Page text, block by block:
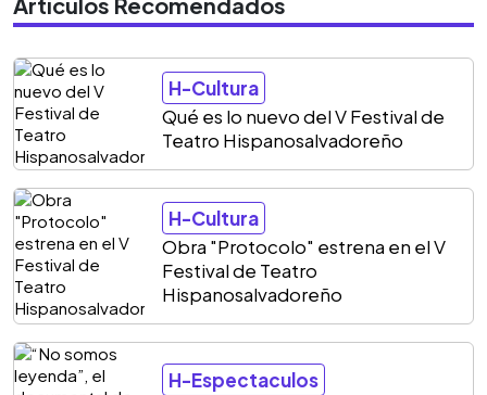
H-Cultura
Qué es lo nuevo del V Festival de
Teatro Hispanosalvadoreño
H-Cultura
Obra "Protocolo" estrena en el V
Festival de Teatro
Hispanosalvadoreño
H-Espectaculos